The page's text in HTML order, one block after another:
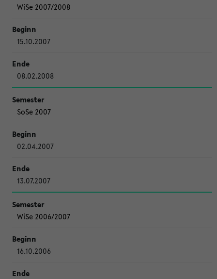
WiSe 2007/2008
15.10.2007
08.02.2008
SoSe 2007
02.04.2007
13.07.2007
WiSe 2006/2007
16.10.2006